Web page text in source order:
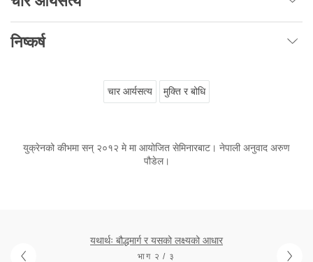
निष्कर्ष
चार आर्यसत्य मुक्ति र बोधि
युक्रेनको कीभमा सन् २०१२ मे मा आयोजित सेमिनारबाट। नेपाली अनुवाद अरुण
पौडेल।
यथार्थः बौद्धमार्ग र यसको लक्ष्यको आधार
भाग २ / ३